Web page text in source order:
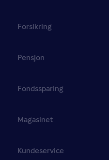
Forsikring
Pensjon
Fondssparing
Magasinet
Kundeservice